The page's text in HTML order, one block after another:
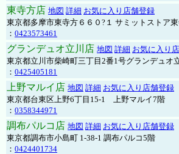
東寺方店 地図 詳細 お気に入り店舗登録
東京都多摩市東寺方６６０?１ サミットストア
： 0423573461
グランデュオ立川店 地図 詳細 お気に入り
東京都立川市柴崎町三丁目2番1号グランデュオ
： 0425405181
上野マルイ店 地図 詳細 お気に入り店舗登録
東京都台東区上野6丁目15-1 上野マルイ7階
： 0358344971
調布パルコ店 地図 詳細 お気に入り店舗登録
東京都調布市小島町 1-38-1 調布パルコ5階
： 0424401734